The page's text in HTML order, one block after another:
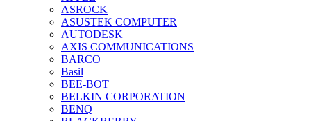
ASROCK
ASUSTEK COMPUTER
AUTODESK
AXIS COMMUNICATIONS
BARCO
Basil
BEE-BOT
BELKIN CORPORATION
BENQ